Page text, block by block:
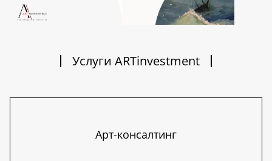
Услуги ARTinvestment
Арт-консалтинг